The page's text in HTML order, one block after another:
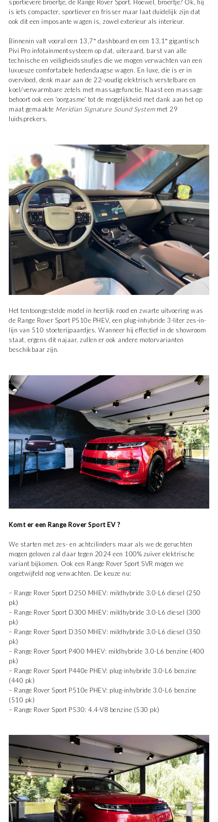
sportievere broertje, de Range Rover Sport. Hoewel, broertje? Ok, hij
is iets compacter, sportiever en frisser maar laat duidelijk zijn dat
ook dit een imposante wagen is, zowel exterieur als interieur.
Binnenin valt vooral een 13,7″ dashboard en een 13,1″ gigantisch
Pivi Pro infotainmentsysteem op dat, uiteraard, barst van alle
technische en veiligheidssnufjes die we mogen verwachten van een
luxueuze comfortabele hedendaagse wagen. En luxe, die is er in
overvloed, denk maar aan de 22-voudig elektrisch verstelbare en
koel/verwarmbare zetels met massagefunctie. Naast een massage
behoort ook een ‘oorgasme’ tot de mogelijkheid met dank aan het op
maat gemaakte Meridian Signature Sound Systemmet 29
luidsprekers.
Het tentoongestelde model in heerlijk rood en zwarte uitvoering was
de Range Rover Sport P510e PHEV, een plug-inhybride 3-liter zes-in-
lijn van 510 stoeterijpaardjes. Wanneer hij effectief in de showroom
staat, ergens dit najaar, zullen er ook andere motorvarianten
beschikbaar zijn.
Komt er een Range Rover Sport EV ?
We starten met zes- en achtcilinders maar als we de geruchten
mogen geloven zal daar tegen 2024 een 100% zuiver elektrische
variant bijkomen. Ook een Range Rover Sport SVR mogen we
ongetwijfeld nog verwachten. De keuze nu:
– Range Rover Sport D250 MHEV: mildhybride 3.0-L6 diesel (250
pk)
– Range Rover Sport D300 MHEV: mildhybride 3.0-L6 diesel (300
pk)
– Range Rover Sport D350 MHEV: mildhybride 3.0-L6 diesel (350
pk)
– Range Rover Sport P400 MHEV: mildhybride 3.0-L6 benzine (400
pk)
– Range Rover Sport P440e PHEV: plug-inhybride 3.0-L6 benzine
(440 pk)
– Range Rover Sport P510e PHEV: plug-inhybride 3.0-L6 benzine
(510 pk)
– Range Rover Sport P530: 4.4-V8 benzine (530 pk)